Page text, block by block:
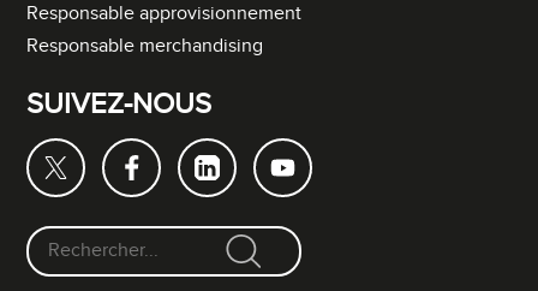
Responsable approvisionnement
Responsable merchandising
SUIVEZ-NOUS
F